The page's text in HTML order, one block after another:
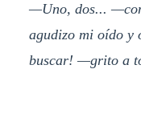
—Uno, dos...
agudizo mi oído y
buscar! —grito a